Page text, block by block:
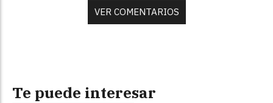
VER COMENTARIOS
Te puede interesar